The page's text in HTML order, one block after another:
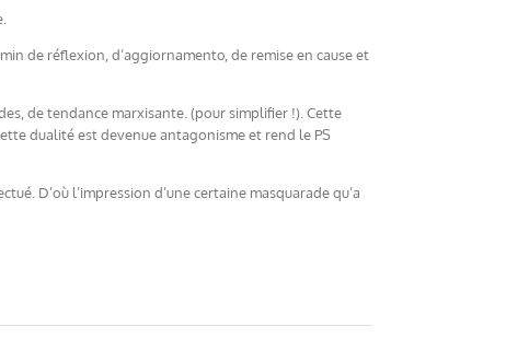
de réflexion, d’aggiornamento, de remise en cause et
de tendance marxisante. (pour simplifier !). Cette
dualité est devenue antagonisme et rend le PS
D’où l’impression d’une certaine masquarade qu’a